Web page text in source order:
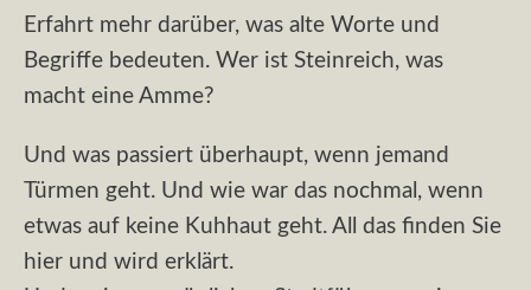
Erfahrt mehr darüber, was alte Worte und
Begriffe bedeuten. Wer ist Steinreich, was
macht eine Amme?
Und was passiert überhaupt, wenn jemand
Türmen geht. Und wie war das nochmal, wenn
etwas auf keine Kuhhaut geht. All das finden Sie
hier und wird erklärt.